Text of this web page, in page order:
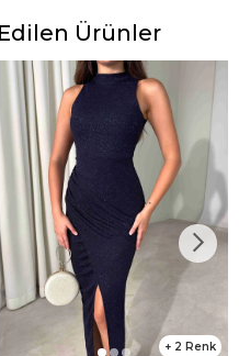
Ürünler
2